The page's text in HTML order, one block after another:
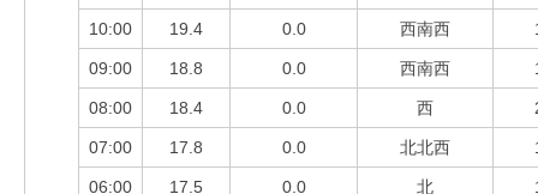
10:00 19.4 0.0 西南西
09:00 18.8 0.0 西南西
08:00 18.4 0.0 西
07:00 17.8 0.0 北北西
06:00 17.5 0.0 北